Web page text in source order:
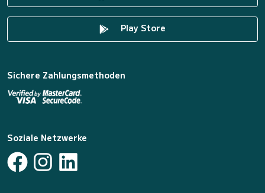
Play Store
Sichere Zahlungsmethoden
Soziale Netzwerke